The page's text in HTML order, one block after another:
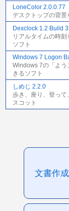
LoneColor 2.0.0.77
デスクトップの背景
Dexclock 1.2 Build
リアルタイムの時
ソフト
Windows 7 Logon
Windows 7の「よう
きるソフト
しめじ 2.2.0
歩き、座り、登って
スコット
文書作成